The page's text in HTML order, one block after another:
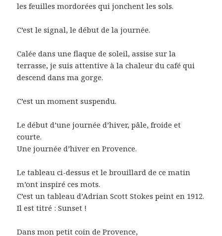
les feuilles mordorées qui jonchent les sols.
C’est le signal, le début de la journée.
Calée dans une flaque de soleil, assise sur la
terrasse, je suis attentive à la chaleur du café qui
descend dans ma gorge.
C’est un moment suspendu.
Le début d’une journée d’hiver, pâle, froide et
courte.
Une journée d’hiver en Provence.
Le tableau ci-dessus et le brouillard de ce matin
m’ont inspiré ces mots.
C’est un tableau d’Adrian Scott Stokes peint en 1912.
Il est titré : Sunset !
Dans mon petit coin de Provence,